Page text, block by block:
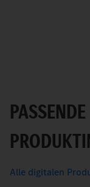
PASSENDE
Alle digitalen